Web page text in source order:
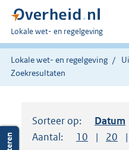
U
bent
hier:
Lokale wet- en regelgeving
Lokale wet- en regelgeving
Zoekresultaten
Sorteer op: Datum
Aantal:
Toon
10 Toon
20